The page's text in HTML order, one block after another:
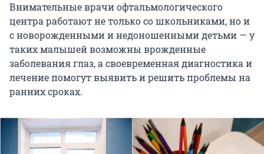
Внимательные врачи офтальмологического
центра работают не только со школьниками, но и
с новорожденными и недоношенными детьми — у
таких малышей возможны врожденные
заболевания глаз, а своевременная диагностика и
лечение помогут выявить и решить проблемы на
ранних сроках.